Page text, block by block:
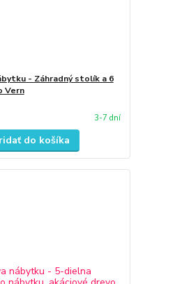
- Záhradný stolík a 6
Vern
3-7 dní
do košíka